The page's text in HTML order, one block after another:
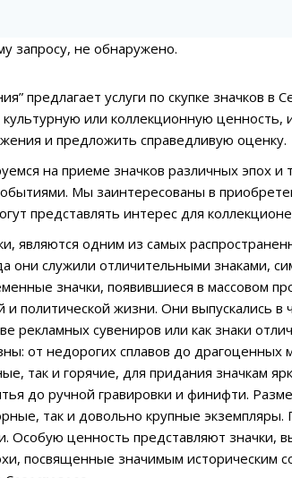
запросу, не обнаружено.
предлагает услуги по скупке значков в
или коллекционную
и предложить справедливую оценку.
на приеме значков различных эпох и
Мы заинтересованы в
представлять интерес для
являются одним из самых
они служили отличительными знаками,
значки, появившиеся в массовом
политической жизни. Они выпускались
рекламных сувениров или как знаки
от недорогих сплавов до драгоценных
так и горячие, для придания значкам
до ручной гравировки и финифти.
так и довольно крупные
Особую ценность представляют
посвященные значимым историческим